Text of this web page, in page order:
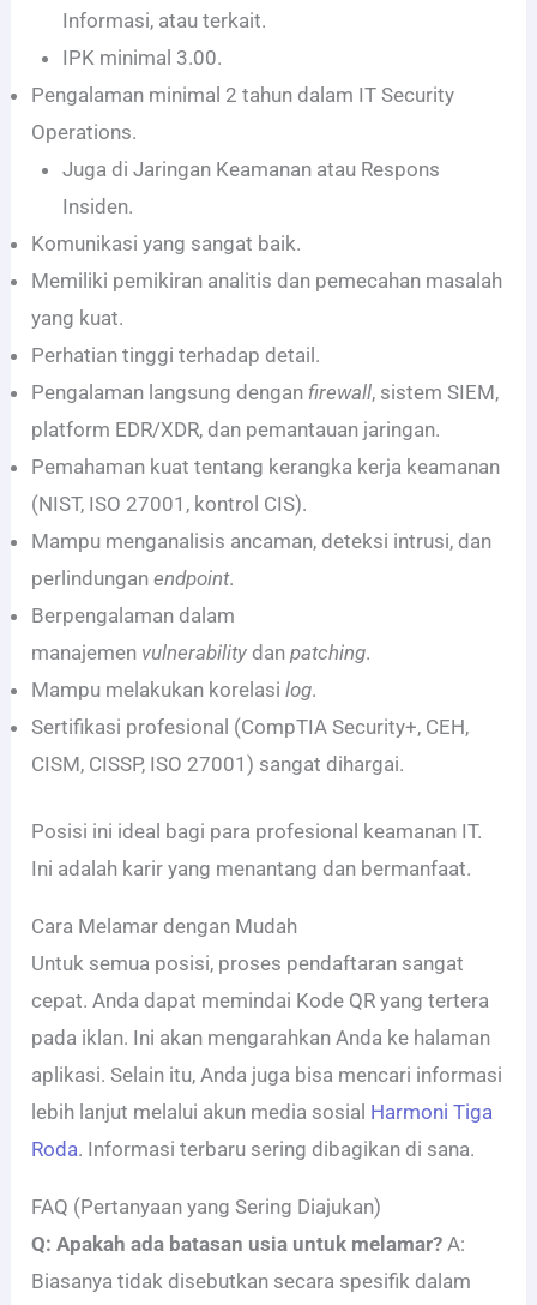
Informasi, atau terkait.
IPK minimal 3.00.
Pengalaman minimal 2 tahun dalam IT Security
Operations.
Juga di Jaringan Keamanan atau Respons
Insiden.
Komunikasi yang sangat baik.
Memiliki pemikiran analitis dan pemecahan masalah
yang kuat.
Perhatian tinggi terhadap detail.
Pengalaman langsung dengan firewall, sistem SIEM,
platform EDR/XDR, dan pemantauan jaringan.
Pemahaman kuat tentang kerangka kerja keamanan
(NIST, ISO 27001, kontrol CIS).
Mampu menganalisis ancaman, deteksi intrusi, dan
perlindunganendpoint.
Berpengalaman dalam
manajemen vulnerability danpatching.
Mampu melakukan korelasilog.
Sertifikasi profesional (CompTIA Security+, CEH,
CISM, CISSP, ISO 27001) sangat dihargai.
Posisi ini ideal bagi para profesional keamanan IT.
Ini adalah karir yang menantang dan bermanfaat.
Cara Melamar dengan Mudah
Untuk semua posisi, proses pendaftaran sangat
cepat. Anda dapat memindai Kode QR yang tertera
pada iklan. Ini akan mengarahkan Anda ke halaman
aplikasi. Selain itu, Anda juga bisa mencari informasi
lebih lanjut melalui akun media sosial Harmoni Tiga
Roda. Informasi terbaru sering dibagikan di sana.
FAQ (Pertanyaan yang Sering Diajukan)
Q: Apakah ada batasan usia untuk melamar? A:
Biasanya tidak disebutkan secara spesifik dalam